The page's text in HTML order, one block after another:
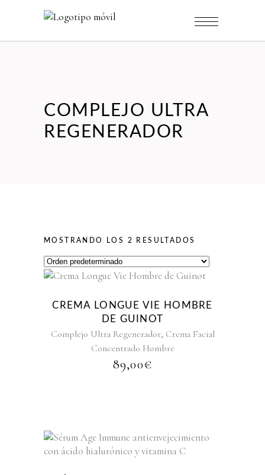
COMPLEJO ULTRA
REGENERADOR
MOSTRANDO LOS 2 RESULTADOS
CREMA LONGUE VIE HOMBRE
DE GUINOT
Complejo Ultra Regenerador, Crema Facial
Concentrado Hombre
89,00€